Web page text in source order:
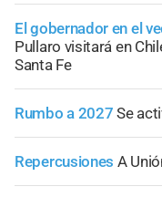
El gobernador en el
Pullaro visitará en
Santa Fe
Rumbo a 2027 Se
Repercusiones A